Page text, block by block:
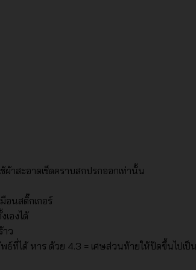
ผ้าสะอาดเช็ดคราบสกปรกออกเท่านั้น
อนสติ๊กเกอร์
เองได้
าว
ได้ หาร ด้วย 4.3 = เศษส่วนท้ายให้ปัดขึ้นไปเป็